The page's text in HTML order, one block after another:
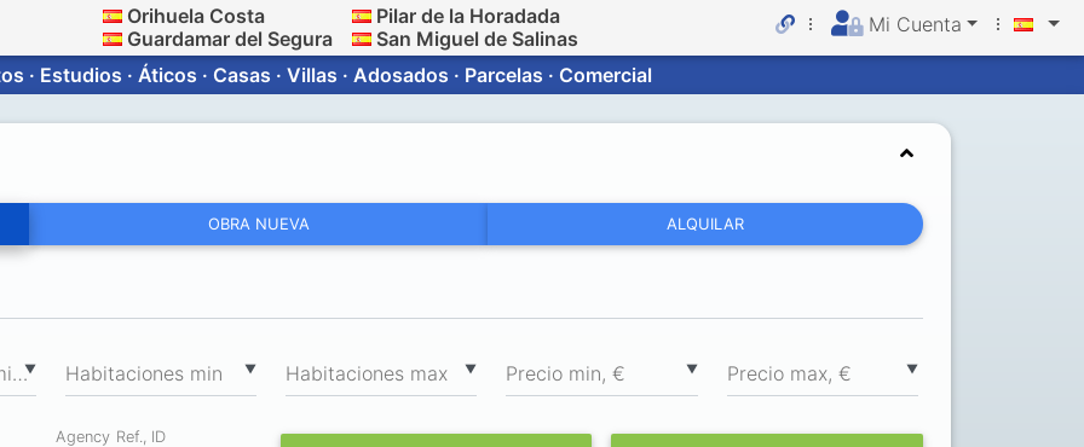
Orihuela Costa
Guardamar del Segura
Pilar de la Horadada
San Miguel de Salinas
Mi Cuenta
· Estudios · Áticos · Casas · Villas · Adosados · Parcelas · Comercial
OBRA NUEVA ALQUILAR
▼
Superficie total min, m ▼
Habitaciones min ▼
Habitaciones max ▼
Precio min, € ▼
Precio max, €
Agency Ref., ID